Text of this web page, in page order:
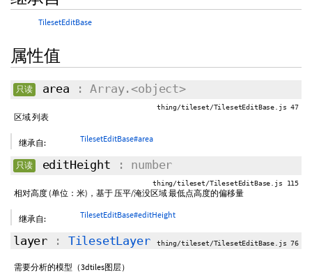
TilesetEditBase
属性值
只读 area : Array.<object>
thing/tileset/TilesetEditBase.js 47
区域 列表
继承自: TilesetEditBase#area
只读 editHeight : number
thing/tileset/TilesetEditBase.js 115
相对高度 (单位：米)，基于 压平/淹没区域 最低点高度的偏移量
继承自: TilesetEditBase#editHeight
layer : TilesetLayer thing/tileset/TilesetEditBase.js 76
需要分析的模型（3dtiles图层）